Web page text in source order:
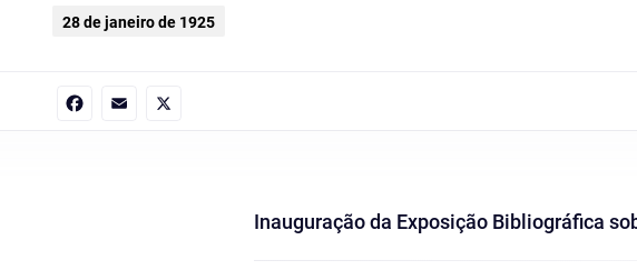
28 de janeiro de 1925
Inauguração da Exposição Bibliográfica